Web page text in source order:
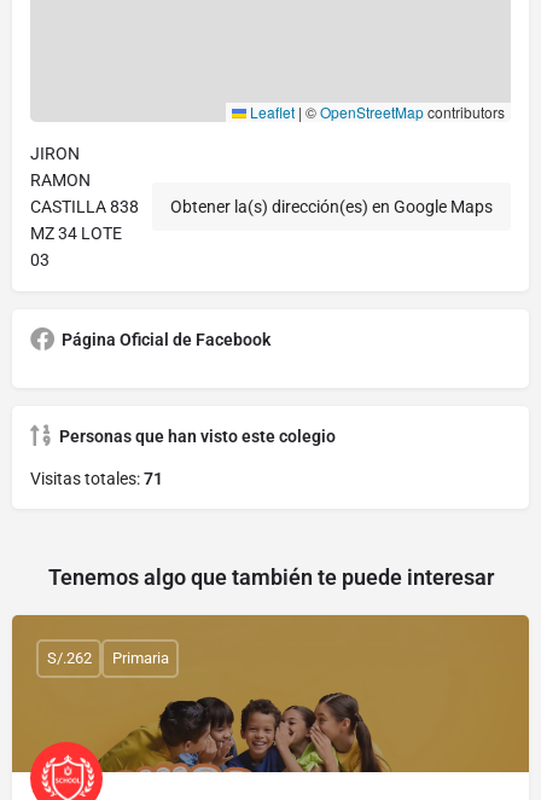
Leaflet | ©OpenStreetMapcontributors
JIRON
RAMON
CASTILLA 838
MZ 34 LOTE
03
Obtener la(s) dirección(es) en Google Maps
Página Oficial de Facebook
Personas que han visto este colegio
Visitas totales:71
Tenemos algo que también te puede interesar
S/.262 Primaria